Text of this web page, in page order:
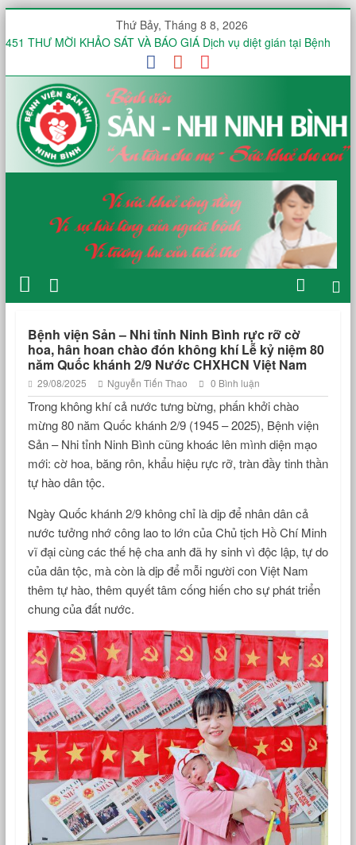
Thứ Bảy, Tháng 8 8, 2026
451 THƯ MỜI KHẢO SÁT VÀ BÁO GIÁ Dịch vụ diệt gián tại Bệnh
viện Sản -Nhi tỉnh Ninh Bình trong 12 tháng
Thư mời báo giá V/v mua sắm, lắp đặt hệ thống mạng không dây
(WiFi) nội bộ trong toàn viện phục vụ triển khai hồ sơ bệnh án điện
tử (EMR)
Công văn V/v báo giá Thuê dịch vụ chứng thực chữ ký số
KHOA ĐIỀU TRỊ YÊU CẦU HƯỞNG ỨNG TUẦN LỄ THẾ GIỚI NUÔI
CON BẰNG SỮA MẸ NĂM 2026
KHOA SẢN THƯỜNG HƯỞNG ỨNG TUẦN LỄ THẾ GIỚI NUÔI CON
BẰNG SỮA MẸ NĂM 2026
Bệnh viện Sản – Nhi tỉnh Ninh Bình rực rỡ cờ
hoa, hân hoan chào đón không khí Lễ kỷ niệm 80
năm Quốc khánh 2/9 Nước CHXHCN Việt Nam
29/08/2025 Nguyễn Tiến Thao 0 Bình luận
Trong không khí cả nước tưng bừng, phấn khởi chào
mừng 80 năm Quốc khánh 2/9 (1945 – 2025), Bệnh viện
Sản – Nhi tỉnh Ninh Bình cũng khoác lên mình diện mạo
mới: cờ hoa, băng rôn, khẩu hiệu rực rỡ, tràn đầy tinh thần
tự hào dân tộc.
Ngày Quốc khánh 2/9 không chỉ là dịp để nhân dân cả
nước tưởng nhớ công lao to lớn của Chủ tịch Hồ Chí Minh
vĩ đại cùng các thế hệ cha anh đã hy sinh vì độc lập, tự do
của dân tộc, mà còn là dịp để mỗi người con Việt Nam
thêm tự hào, thêm quyết tâm cống hiến cho sự phát triển
chung của đất nước.